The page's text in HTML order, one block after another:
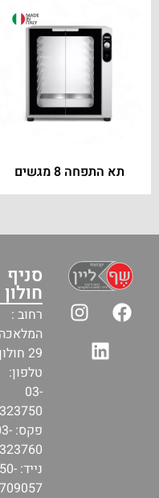
תא התפחה 8 מגשים
סניף
חולון
רחוב :
המלאכה
29 חולון
טלפון:
03-
5323750
פקס: 03-
5323760
נייד: 050-
7709057